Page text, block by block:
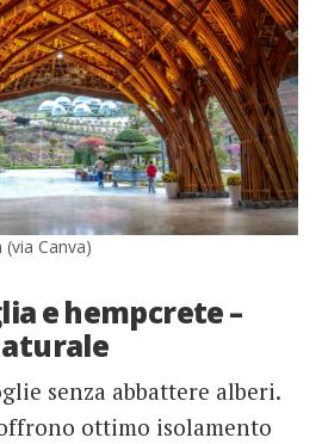
Canva)
e hempcrete –
senza abbattere alberi.
ottimo isolamento